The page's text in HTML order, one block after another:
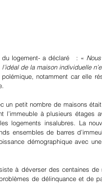
du logement- a déclaré   : «
de la maison individuelle
notamment car elle
un petit nombre de maisons
l’immeuble à plusieurs étages
logements insalubres. La
ensembles de barres
démographique avec
à déverser des centaines
de délinquance et de